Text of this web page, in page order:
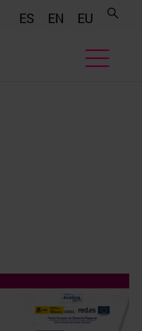
ES EN EU